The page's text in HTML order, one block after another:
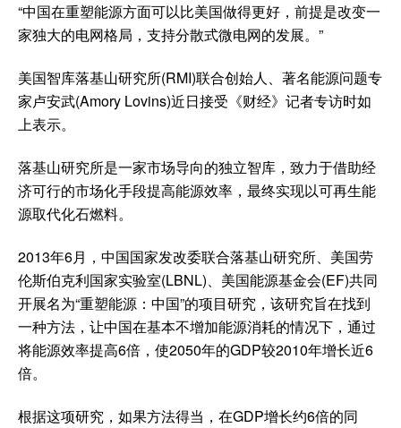
“中国在重塑能源方面可以比美国做得更好，前提是改变一
家独大的电网格局，支持分散式微电网的发展。”
美国智库落基山研究所(RMI)联合创始人、著名能源问题专
家卢安武(Amory Lovins)近日接受《财经》记者专访时如
上表示。
落基山研究所是一家市场导向的独立智库，致力于借助经
济可行的市场化手段提高能源效率，最终实现以可再生能
源取代化石燃料。
2013年6月，中国国家发改委联合落基山研究所、美国劳
伦斯伯克利国家实验室(LBNL)、美国能源基金会(EF)共同
开展名为“重塑能源：中国”的项目研究，该研究旨在找到
一种方法，让中国在基本不增加能源消耗的情况下，通过
将能源效率提高6倍，使2050年的GDP较2010年增长近6
倍。
根据这项研究，如果方法得当，在GDP增长约6倍的同